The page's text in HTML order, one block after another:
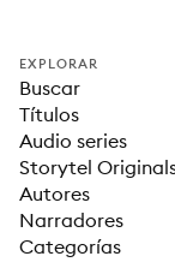
EXPLORAR
Buscar
Títulos
Audio series
Storytel
Autores
Narradores
Categorías